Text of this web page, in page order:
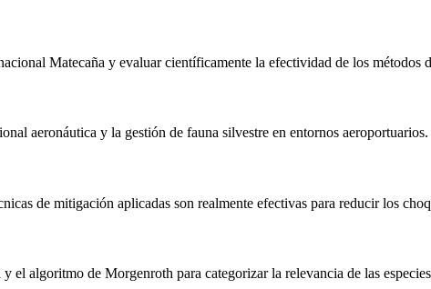
Matecaña y evaluar científicamente la efectividad de los métodos
aeronáutica y la gestión de fauna silvestre en entornos aeroportuarios.
de mitigación aplicadas son realmente efectivas para reducir los
algoritmo de Morgenroth para categorizar la relevancia de las